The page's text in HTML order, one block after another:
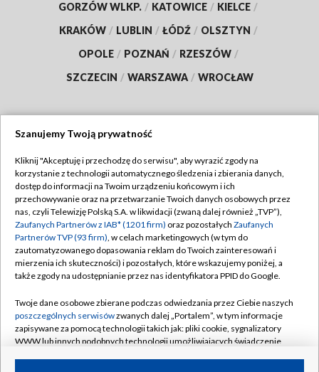
GORZÓW WLKP. / KATOWICE / KIELCE /
KRAKÓW / LUBLIN / ŁÓDŹ / OLSZTYN /
OPOLE / POZNAŃ / RZESZÓW /
SZCZECIN / WARSZAWA / WROCŁAW
TVP
Abonament TVP
Emisja w TVP
Centrum informacji TVP
Naziemna Telewizja Cyfrowa
Rada Programowa
System NOS
Informacje o nadawcy
Regulamin TVP
Polityka prywatności
Moje zgody
Pomoc
Kontakt
Kanały
Szanujemy Twoją prywatność
Kliknij "Akceptuję i przechodzę do serwisu", aby wyrazić zgody na
korzystanie z technologii automatycznego śledzenia i zbierania danych,
dostęp do informacji na Twoim urządzeniu końcowym i ich
przechowywanie oraz na przetwarzanie Twoich danych osobowych przez
nas, czyli Telewizję Polską S.A. w likwidacji (zwaną dalej również „TVP”),
Zaufanych Partnerów z IAB* (1201 firm) oraz pozostałych Zaufanych
Partnerów TVP (93 firm), w celach marketingowych (w tym do
zautomatyzowanego dopasowania reklam do Twoich zainteresowań i
mierzenia ich skuteczności) i pozostałych, które wskazujemy poniżej, a
także zgody na udostępnianie przez nas identyfikatora PPID do Google.
Twoje dane osobowe zbierane podczas odwiedzania przez Ciebie naszych
poszczególnych serwisówzwanych dalej „Portalem”, w tym informacje
zapisywane za pomocą technologii takich jak: pliki cookie, sygnalizatory
WWW lub innych podobnych technologii umożliwiających świadczenie